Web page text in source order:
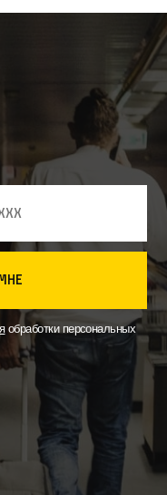
обработки персональных